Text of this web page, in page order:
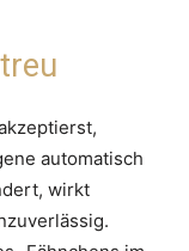
automatisch
wirkt